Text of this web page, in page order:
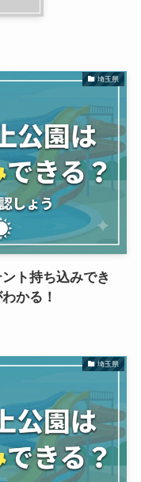
埼玉県
ト持ち込みでき
かる！
埼玉県